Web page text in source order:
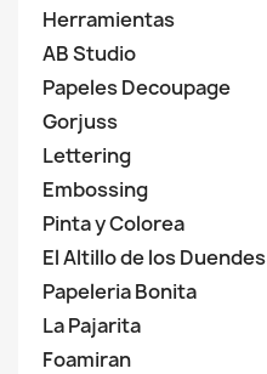
Herramientas
AB Studio
Papeles Decoupage
Gorjuss
Lettering
Embossing
Pinta y Colorea
El Altillo de los Duendes
Papeleria Bonita
La Pajarita
Foamiran